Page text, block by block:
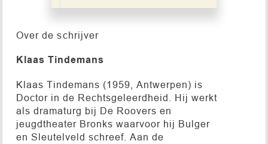
Over de schrijver
Klaas Tindemans
Klaas Tindemans (1959, Antwerpen) is
Doctor in de Rechtsgeleerdheid. Hij werkt
als dramaturg bij De Roovers en
jeugdtheater Bronks waarvoor hij Bulger
en Sleutelveld schreef. Aan de